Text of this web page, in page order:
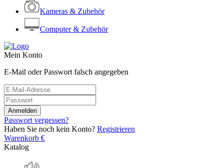
Kameras & Zubehör
Computer & Zubehör
Mein Konto
E-Mail oder Passwort falsch angegeben
Passwort vergessen?
Haben Sie noch kein Konto? Registrieren
Warenkorb €
Katalog